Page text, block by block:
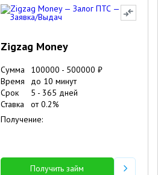
Zigzag Money
Сумма 100000 - 500000 ₽
Время
до 10 минут
Срок
5 - 365 дней
Ставка
от0.2%
Получение:
Получить займ